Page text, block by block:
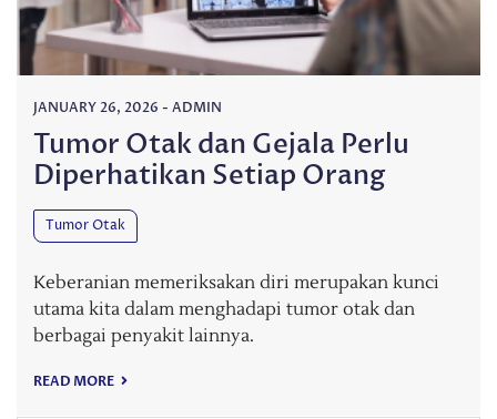
JANUARY 26, 2026 - ADMIN
Tumor Otak dan Gejala Perlu
Diperhatikan Setiap Orang
Tumor Otak
Keberanian memeriksakan diri merupakan kunci
utama kita dalam menghadapi tumor otak dan
berbagai penyakit lainnya.
READ MORE